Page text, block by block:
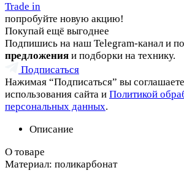
Trade in
попробуйте новую акцию!
Покупай ещё выгоднее
Подпишись на наш Telegram-канал и
предложения и подборки на технику.
Подписаться
Нажимая “Подписаться” вы
использования сайта и Политикой
персональных данных.
Описание
О товаре
Материал: поликарбонат